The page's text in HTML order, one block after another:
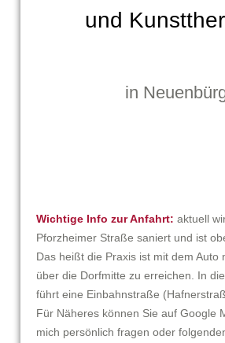
und
in
Wichtige Info zur Anfahrt: aktuell
Pforzheimer Straße saniert und ist
Das heißt die Praxis ist mit dem Auto
über die Dorfmitte zu erreichen. In
führt eine Einbahnstraße
Für Näheres können Sie auf Google
mich persönlich fragen oder